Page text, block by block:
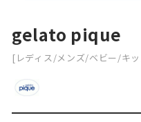
gelato pique
[レディス/メンズ/ベビー/キ